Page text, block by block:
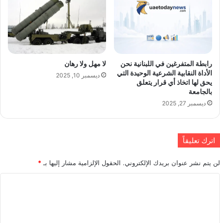
رابطة المتفرغين في اللبنانية نحن
الأداة النقابية الشرعية الوحيدة التي
يحق لها اتخاذ أي قرار يتعلق
بالجامعة
ديسمبر 27, 2025
لا مهل ولا رهان
ديسمبر 10, 2025
اترك تعليقاً
لن يتم نشر عنوان بريدك الإلكتروني. الحقول الإلزامية مشار إليها بـ*